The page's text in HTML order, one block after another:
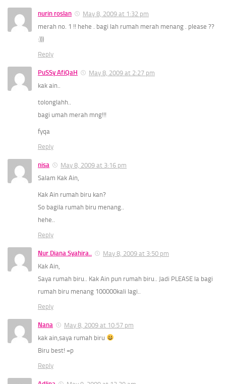
nurin roslan
May 8, 2009 at 1:32 pm
merah no. 1 !! hehe . bagi lah rumah merah menang . please ??
:)))
Reply
PuSSy AfiQaH
May 8, 2009 at 2:27 pm
kak ain..
tolonglahh..
bagi umah merah mng!!!
fyqa
Reply
nisa
May 8, 2009 at 3:16 pm
Salam Kak Ain,
Kak Ain rumah biru kan?
So bagila rumah biru menang..
hehe..
Reply
Nur Diana Syahira..
May 8, 2009 at 3:50 pm
Kak Ain,
Saya rumah biru.. Kak Ain pun rumah biru.. Jadi PLEASE la bagi
rumah biru menang 100000kali lagi..
Reply
Nana
May 8, 2009 at 10:57 pm
kak ain,saya rumah biru
Biru best! =p
Reply